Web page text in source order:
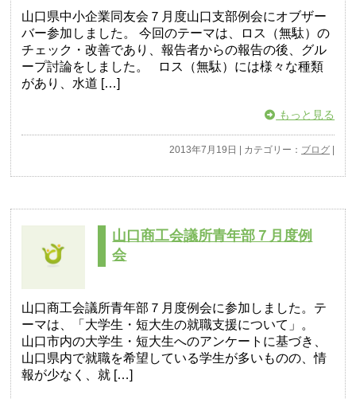
山口県中小企業同友会７月度山口支部例会にオブザー
バー参加しました。 今回のテーマは、ロス（無駄）の
チェック・改善であり、報告者からの報告の後、グル
ープ討論をしました。 ロス（無駄）には様々な種類
があり、水道 […]
もっと見る
2013年7月19日 | カテゴリー： ブログ |
山口商工会議所青年部７月度例
会
山口商工会議所青年部７月度例会に参加しました。テ
ーマは、「大学生・短大生の就職支援について」。
山口市内の大学生・短大生へのアンケートに基づき、
山口県内で就職を希望している学生が多いものの、情
報が少なく、就 […]